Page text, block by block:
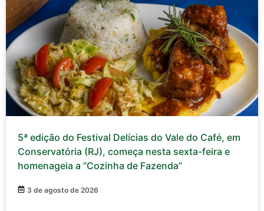
5ª edição do Festival Delícias do Vale do Café, em
Conservatória (RJ), começa nesta sexta-feira e
homenageia a “Cozinha de Fazenda”
3 de agosto de 2026